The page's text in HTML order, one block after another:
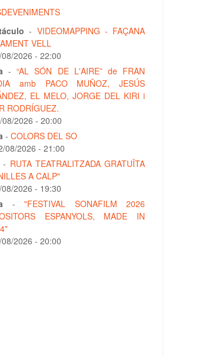
- VIDEOMAPPING - FAÇANA
VELL
08/2026 - 22:00
-“AL SÓN DE L'AIRE” de FRAN
amb PACO MUÑOZ, JESÚS
EL MELO, JORGE DEL KIRI i
RODRÍGUEZ.
08/2026 - 20:00
- COLORS DEL SO
08/2026 - 21:00
- RUTA TEATRALITZADA GRATUÏTA
A CALP"
08/2026 - 19:30
- "FESTIVAL SONAFILM 2026
ESPANYOLS, MADE IN
08/2026 - 20:00